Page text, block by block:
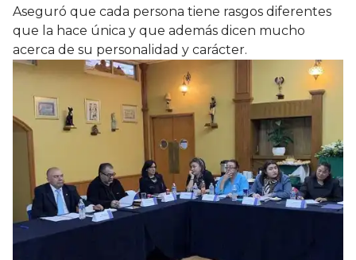
Aseguró que cada persona tiene rasgos diferentes
que la hace única y que además dicen mucho
acerca de su personalidad y carácter.